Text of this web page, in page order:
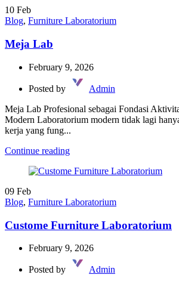
10 Feb
Blog, Furniture Laboratorium
Meja Lab
February 9, 2026
Posted by
Admin
Meja Lab Profesional sebagai Fondasi
Modern Laboratorium modern tidak lagi
kerja yang fung...
Continue reading
09 Feb
Blog, Furniture Laboratorium
Custome Furniture Laboratorium
February 9, 2026
Posted by
Admin